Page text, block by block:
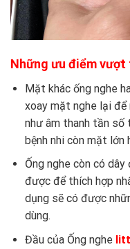
Những ưu điểm vượt
Mặt khác ống nghe
xoay mặt nghe lại để
như âm thanh tần số
bệnh nhi còn mặt lớn
Ống nghe còn có
được để thích hợp
dụng sẽ có được
dùng.
Đầu của Ống nghe